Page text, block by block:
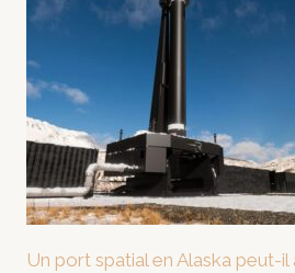
Un port spatial en Alaska peut-